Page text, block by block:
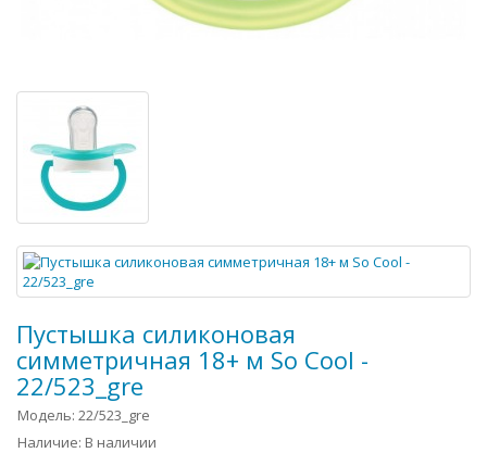
Пустышка силиконовая
симметричная 18+ м So Cool -
22/523_gre
Модель: 22/523_gre
Наличие: В наличии